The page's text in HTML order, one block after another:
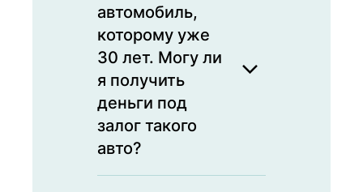
автомобиль,
которому уже
30 лет. Могу ли
я получить
деньги под
залог такого
авто?